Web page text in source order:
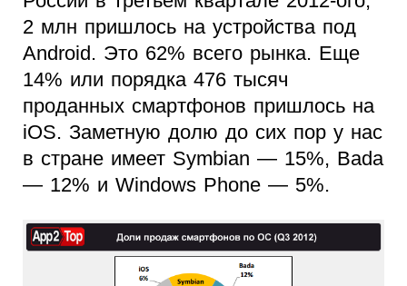
2 млн пришлось на устройства под
Android. Это 62% всего рынка. Еще
14% или порядка 476 тысяч
проданных смартфонов пришлось на
iOS. Заметную долю до сих пор у нас
в стране имеет Symbian — 15%, Bada
— 12% и Windows Phone — 5%.